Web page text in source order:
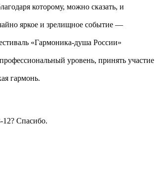
которому, можно сказать, и
яркое и зрелищное событие —
«Гармоника-душа России»
уровень, принять участие
гармонь.
12? Спасибо.